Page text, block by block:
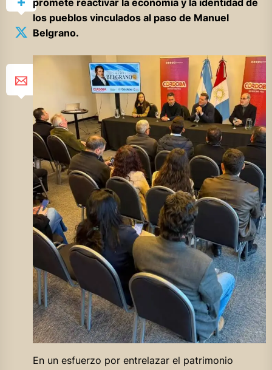
promete reactivar la economía y la identidad de
los pueblos vinculados al paso de Manuel
Belgrano.
En un esfuerzo por entrelazar el patrimonio